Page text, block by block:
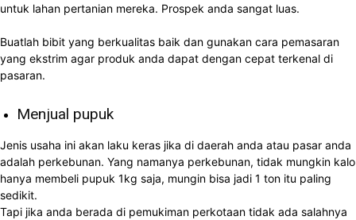
untuk lahan pertanian mereka. Prospek anda sangat luas.
Buatlah bibit yang berkualitas baik dan gunakan cara pemasaran
yang ekstrim agar produk anda dapat dengan cepat terkenal di
pasaran.
Menjual pupuk
Jenis usaha ini akan laku keras jika di daerah anda atau pasar anda
adalah perkebunan. Yang namanya perkebunan, tidak mungkin kalo
hanya membeli pupuk 1kg saja, mungin bisa jadi 1 ton itu paling
sedikit.
Tapi jika anda berada di pemukiman perkotaan tidak ada salahnya